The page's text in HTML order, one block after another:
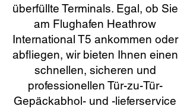
überfüllte Terminals. Egal, ob Sie
am Flughafen Heathrow
International T5 ankommen oder
abfliegen, wir bieten Ihnen einen
schnellen, sicheren und
professionellen Tür-zu-Tür-
Gepäckabhol- und -lieferservice